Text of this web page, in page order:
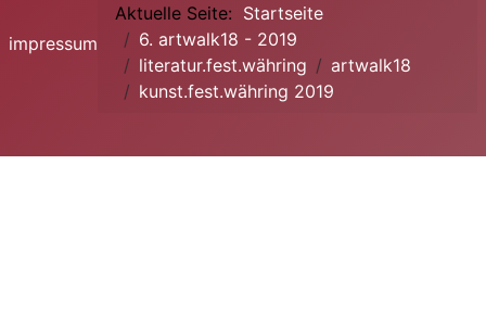
impressum
Aktuelle Seite: Startseite
6. artwalk18 - 2019
literatur.fest.währing
artwalk18
kunst.fest.währing 2019